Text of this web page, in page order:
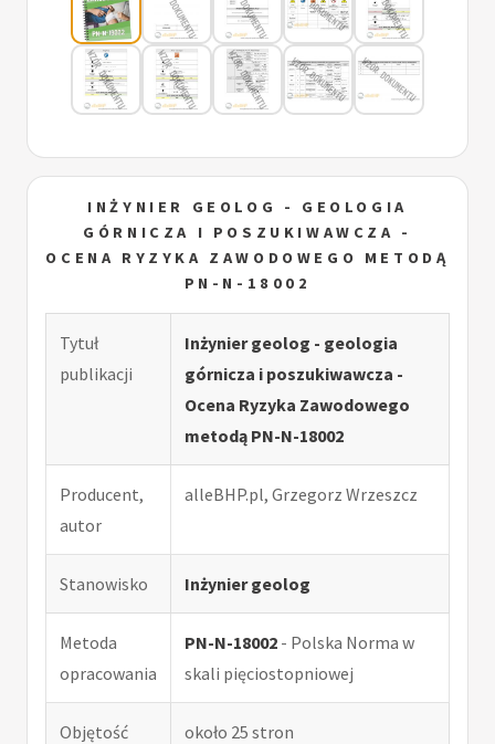
INŻYNIER GEOLOG - GEOLOGIA
GÓRNICZA I POSZUKIWAWCZA -
OCENA RYZYKA ZAWODOWEGO METODĄ
PN-N-18002
Tytuł
publikacji
Inżynier geolog - geologia
górnicza i poszukiwawcza -
Ocena Ryzyka Zawodowego
metodą PN-N-18002
Producent,
autor
alleBHP.pl, Grzegorz Wrzeszcz
Stanowisko Inżynier geolog
Metoda
opracowania
PN-N-18002 - Polska Norma w
skali pięciostopniowej
Objętość około 25 stron